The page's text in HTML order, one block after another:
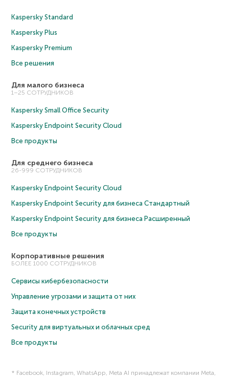
Kaspersky Standard
Kaspersky Plus
Kaspersky Premium
Все решения
Для малого бизнеса
1–25 СОТРУДНИКОВ
Kaspersky Small Office Security
Kaspersky Endpoint Security Cloud
Все продукты
Для среднего бизнеса
26-999 СОТРУДНИКОВ
Kaspersky Endpoint Security Cloud
Kaspersky Endpoint Security для бизнеса Cтандартный
Kaspersky Endpoint Security для бизнеса Расширенный
Все продукты
Корпоративные решения
БОЛЕЕ 1000 СОТРУДНИКОВ
Сервисы кибербезопасности
Управление угрозами и защита от них
Защита конечных устройств
Security для виртуальных и облачных сред
Все продукты
* Facebook, Instagram, WhatsApp, Meta AI принадлежат компании Meta,